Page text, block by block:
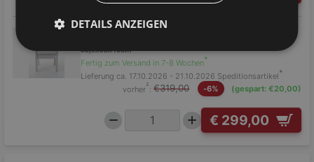
komplett weiß
53,9x93x46cm
Fertig zum Versand in 7-8 Wochen*
Lieferung ca. 17.10.2026 - 21.10.2026 Speditionsartikel*
vorher²:€319,00 -6% (gespart: €20,00)
€ 299,00
DETAILS ANZEIGEN